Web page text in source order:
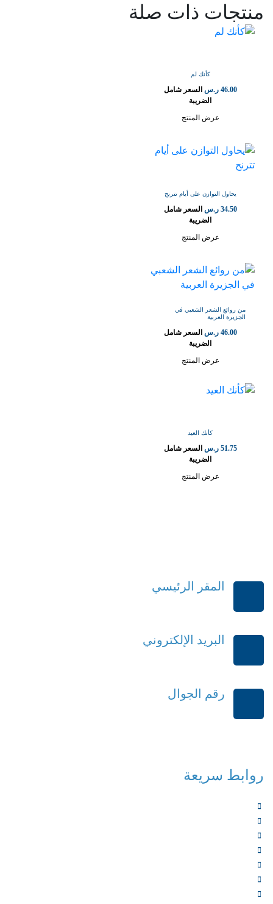
منتجات ذات صلة
كأنك لم
46.00 ر.س السعر شامل
الضريبة
عرض المنتج
يحاول التوازن على أيام تترنح
34.50 ر.س السعر شامل
الضريبة
عرض المنتج
من روائع الشعر الشعبي في
الجزيرة العربية
46.00 ر.س السعر شامل
الضريبة
عرض المنتج
كأنك العيد
51.75 ر.س السعر شامل
الضريبة
عرض المنتج
المقر الرئيسي
البريد الإلكتروني
رقم الجوال
روابط سريعة